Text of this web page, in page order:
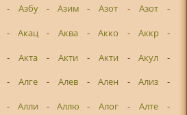
- Азбу - Азим - Азот - Азот
-
- Акац - Аква - Акко - Аккр
-
- Акта - Акти - Акти - Акул
-
- Алге - Алев - Ален - Ализ
-
- Алли - Аллю - Алог - Алте
-